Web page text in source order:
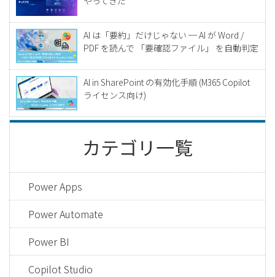
AI は「要約」だけじゃない ─ AI が Word /
PDF を読んで 「要確認ファイル」 を自動判定
AI in SharePoint の有効化手順 (M365 Copilot
ライセンス向け)
カテゴリ一覧
Power Apps
Power Automate
Power BI
Copilot Studio